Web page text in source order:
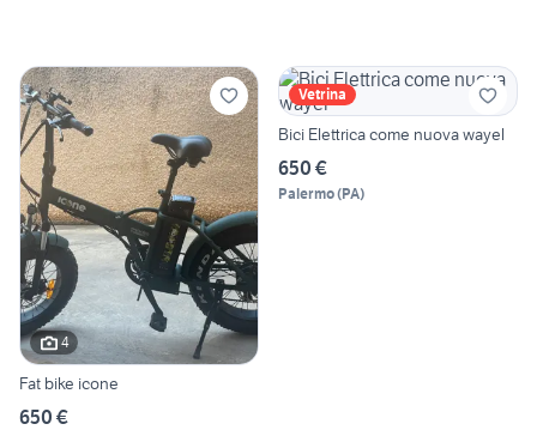
4
Fat bike icone
650 €
Vetrina
Bici Elettrica come nuova wayel
650 €
Palermo(PA)